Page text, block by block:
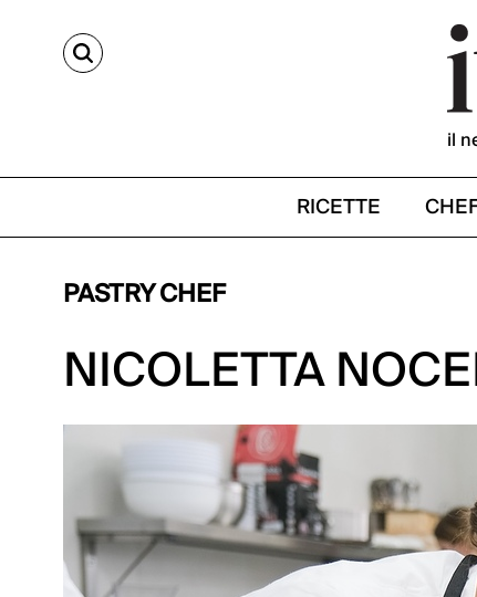
CERCA
il
RICETTE
PASTRY CHEF
NICOLETTA